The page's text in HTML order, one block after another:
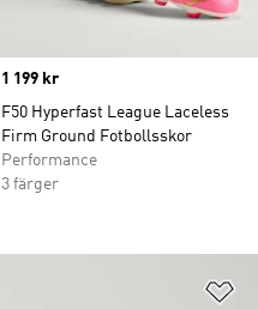
Price
1 199 kr
F50 Hyperfast League Laceless
Firm Ground Fotbollsskor
Performance
3 färger